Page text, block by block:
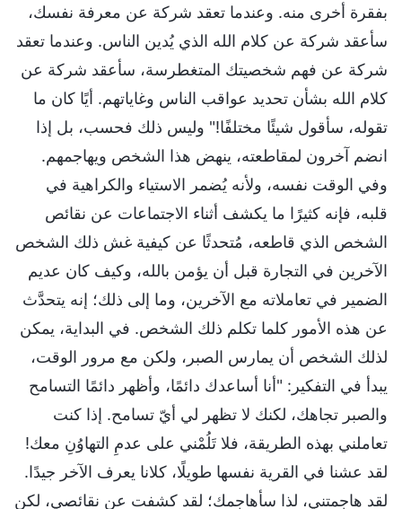
بفقرة أخرى منه. وعندما تعقد شركة عن معرفة نفسك،
سأعقد شركة عن كلام الله الذي يُدين الناس. وعندما تعقد
شركة عن فهم شخصيتك المتغطرسة، سأعقد شركة عن
كلام الله بشأن تحديد عواقب الناس وغاياتهم. أيًا كان ما
تقوله، سأقول شيئًا مختلفًا!" وليس ذلك فحسب، بل إذا
انضم آخرون لمقاطعته، ينهض هذا الشخص ويهاجمهم.
وفي الوقت نفسه، ولأنه يُضمر الاستياء والكراهية في
قلبه، فإنه كثيرًا ما يكشف أثناء الاجتماعات عن نقائص
الشخص الذي قاطعه، مُتحدثًا عن كيفية غش ذلك الشخص
الآخرين في التجارة قبل أن يؤمن بالله، وكيف كان عديم
الضمير في تعاملاته مع الآخرين، وما إلى ذلك؛ إنه يتحدَّث
عن هذه الأمور كلما تكلم ذلك الشخص. في البداية، يمكن
لذلك الشخص أن يمارس الصبر، ولكن مع مرور الوقت،
يبدأ في التفكير: "أنا أساعدك دائمًا، وأظهر دائمًا التسامح
والصبر تجاهك، لكنك لا تظهر لي أيّ تسامح. إذا كنت
تعاملني بهذه الطريقة، فلا تَلُمْني على عدمِ التهاوُنِ معك!
لقد عشنا في القرية نفسها طويلًا، كلانا يعرف الآخر جيدًا.
لقد هاجمتني، لذا سأهاجمك؛ لقد كشفت عن نقائصي، لكن